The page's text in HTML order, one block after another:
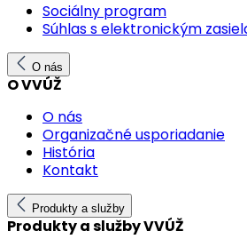
Sociálny program
Súhlas s elektronickým
O nás
O VVÚŽ
O nás
Organizačné usporiadanie
História
Kontakt
Produkty a služby
Produkty a služby VVÚŽ